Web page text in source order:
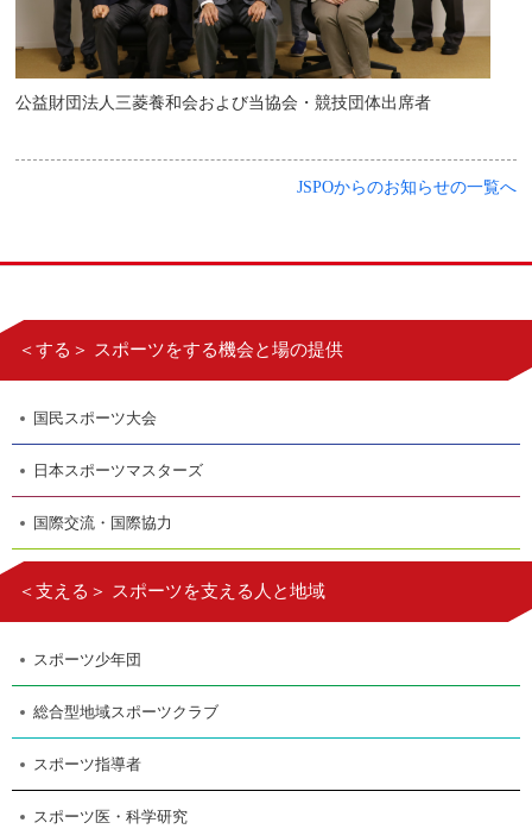
公益財団法人三菱養和会および当協会・競技団体出席者
JSPOからのお知らせの一覧へ
＜する＞ スポーツをする機会と場の提供
国民スポーツ大会
日本スポーツマスターズ
国際交流・国際協力
＜支える＞ スポーツを支える人と地域
スポーツ少年団
総合型地域スポーツクラブ
スポーツ指導者
スポーツ医・科学研究